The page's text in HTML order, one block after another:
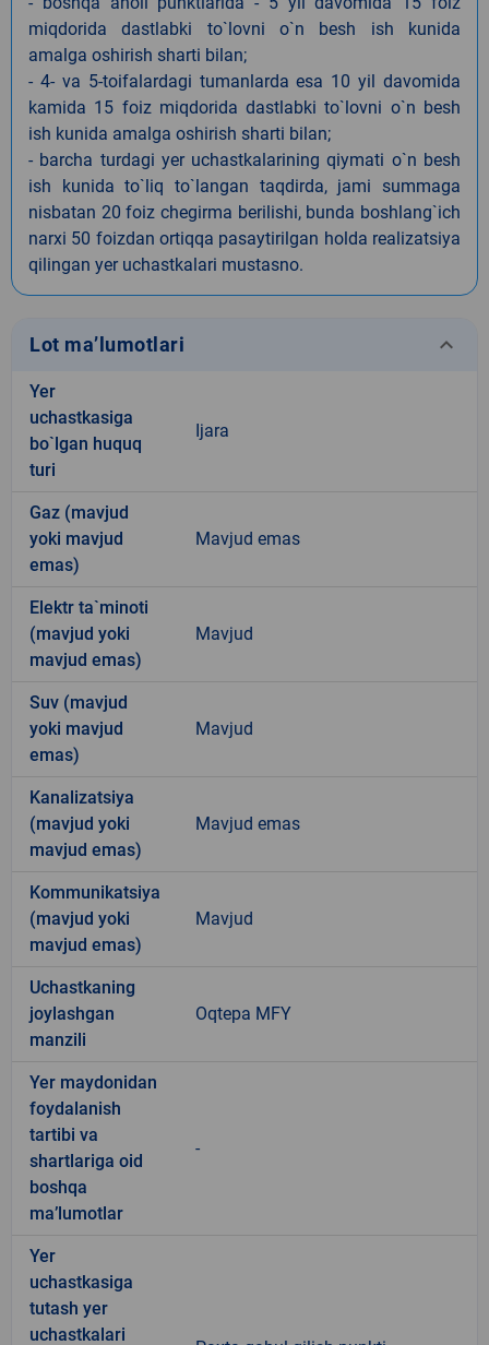
miqdorida dastlabki to`lovni o`n besh ish kunida
amalga oshirish sharti bilan;
- 4- va 5-toifalardagi tumanlarda esa 10 yil davomida
kamida 15 foiz miqdorida dastlabki to`lovni o`n besh
ish kunida amalga oshirish sharti bilan;
- barcha turdagi yer uchastkalarining qiymati o`n besh
ish kunida to`liq to`langan taqdirda, jami summaga
nisbatan 20 foiz chegirma berilishi, bunda boshlang`ich
narxi 50 foizdan ortiqqa pasaytirilgan holda realizatsiya
qilingan yer uchastkalari mustasno.
Lot ma’lumotlari keyboard_arrow_down
Yer
uchastkasiga
bo`lgan huquq
turi
Ijara
Gaz (mavjud
yoki mavjud
emas)
Mavjud emas
Elektr ta`minoti
(mavjud yoki
mavjud emas)
Mavjud
Suv (mavjud
yoki mavjud
emas)
Mavjud
Kanalizatsiya
(mavjud yoki
mavjud emas)
Mavjud emas
Kommunikatsiya
(mavjud yoki
mavjud emas)
Mavjud
Uchastkaning
joylashgan
manzili
Oqtepa MFY
Yer maydonidan
foydalanish
tartibi va
shartlariga oid
boshqa
ma’lumotlar
-
Yer
uchastkasiga
tutash yer
uchastkalari